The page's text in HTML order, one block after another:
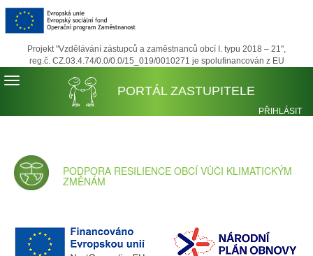
Projekt "Vzdělávání zástupců a zaměstnanců obcí I. typu 2018 – 21",
reg.č. CZ.03.4.74/0.0/0.0/15_019/0010271 je spolufinancován z EU
PORTÁL ZASTUPITELE
PŘIHLÁSIT
PODPORA RESILIENCE OBCÍ VŮČI KLIMATICKÝM
ZMĚNÁM